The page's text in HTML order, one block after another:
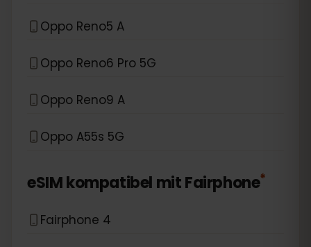
Oppo Reno5 A
Oppo Reno6 Pro 5G
Oppo Reno9 A
Oppo A55s 5G
eSIM kompatibel mitFairphone*
Fairphone 4